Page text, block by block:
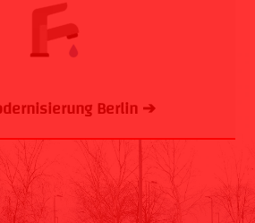
Berlin ➔